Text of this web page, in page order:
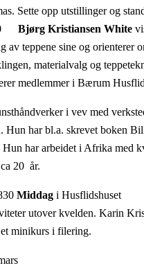
Sette opp utstillinger og
Bjørg Kristiansen White
av teppene sine og orienterer
materialvalg og
medlemmer i Bærum
i vev med
Hun har bl.a. skrevet boken
har arbeidet i Afrika med
20 år.
Middag i Husflidshuset
utover kvelden. Karin
minikurs i filering.